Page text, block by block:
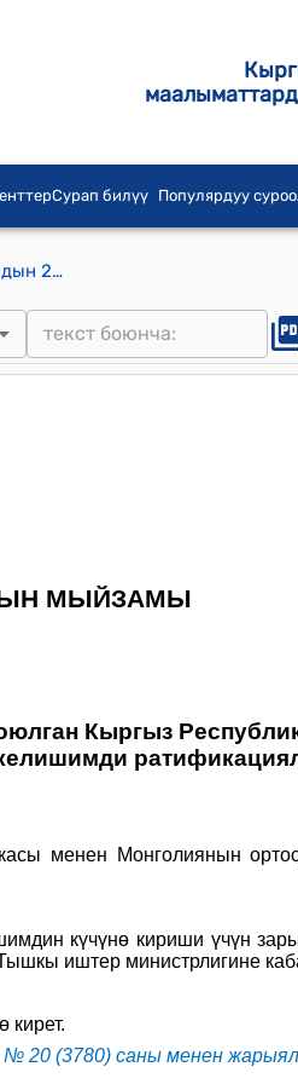
Сурап билүү Популярдуу
Кыргыз Республикасынын 2026-жылдын 13-мартындагы № 25 "2025-жылдын 21-июлунда Бишкек шаарында кол коюлган Кыргыз Республикасы менен Монголиянын ортосундагы Өткөрүп берүү жөнүндө келишимди ратификациялоо тууралуу" Мыйзамы